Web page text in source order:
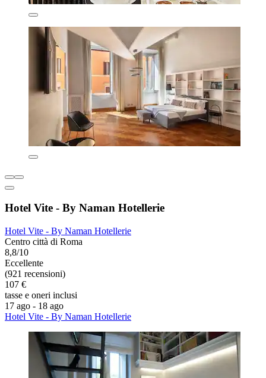
Hotel Vite - By Naman Hotellerie
Hotel Vite - By Naman Hotellerie
Centro città di Roma
8,8/10
Eccellente
(921 recensioni)
107 €
tasse e oneri inclusi
17 ago - 18 ago
Hotel Vite - By Naman Hotellerie